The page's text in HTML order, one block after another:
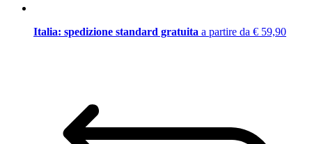
Italia: spedizione standard gratuita a partire da € 59,90